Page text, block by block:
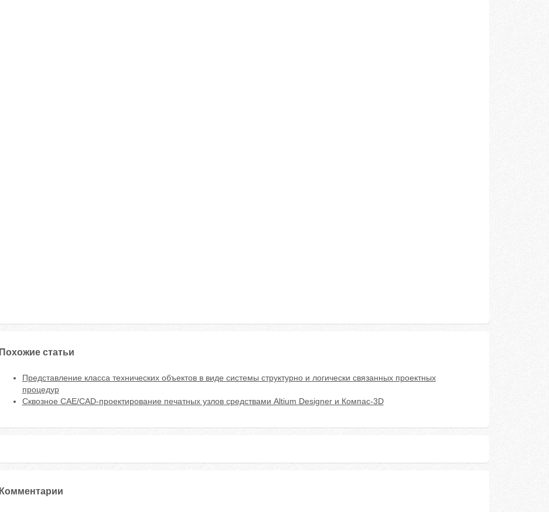
Похожие статьи
Представление класса технических объектов в виде системы структурно и логически связанных проектных
процедур
Сквозное CAE/CAD-проектирование печатных узлов средствами Altium Designer и Компас-3D
Комментарии